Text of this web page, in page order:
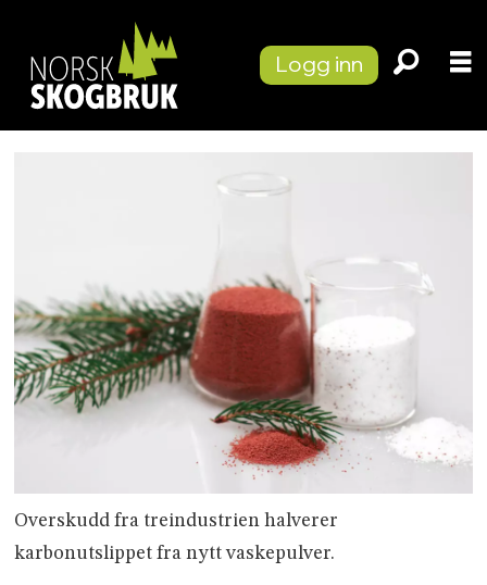
Logg inn
Overskudd fra treindustrien halverer
karbonutslippet fra nytt vaskepulver.